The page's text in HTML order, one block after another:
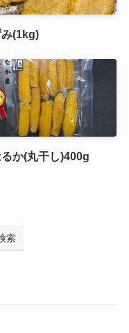
(1kg)
か(丸干し)400g
索